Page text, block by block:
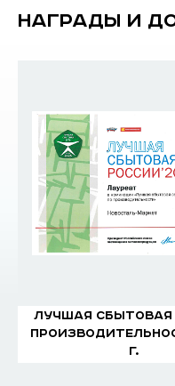
НАГРАДЫ И
ЛУЧШАЯ СБЫТОВАЯ
Г.